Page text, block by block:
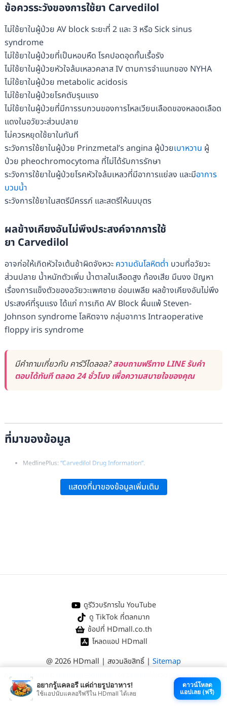
ข้อควรระวังของการใช้ยา Carvedilol
ไม่ใช้ยาในผู้ป่วย AV block ระยะที่ 2 และ 3 หรือ Sick sinus
syndrome
ไม่ใช้ยาในผู้ป่วยที่เป็นหอบหืด โรคปอดอุดกั้นเรื้อรัง
ไม่ใช้ยาในผู้ป่วยหัวใจล้มเหลวคลาส IV ตามการจำแนกของ NYHA
ไม่ใช้ยาในผู้ป่วย metabolic acidosis
ไม่ใช้ยาในผู้ป่วยโรคตับรุนแรง
ไม่ใช้ยาในผู้ป่วยที่มีการรบกวนของการไหลเวียนเลือดของหลอดเลือด
แดงในอวัยวะส่วนปลาย
ไม่ควรหยุดใช้ยาในทันที
ระวังการใช้ยาในผู้ป่วย Prinzmetal’s angina ผู้ป่วยเบาหวาน ผู้
ป่วย pheochromocytoma ที่ไม่ได้รับการรักษา
ระวังการใช้ยาในผู้ป่วยโรคหัวใจล้มเหลวที่มีอาการแย่ลง และมีอาการ
บวมน้ำ
ระวังการใช้ยาในสตรีมีครรภ์ และสตรีให้นมบุตร
ผลข้างเคียงอันไม่พึงประสงค์จากการใช้
ยา Carvedilol
อาจก่อให้เกิดหัวใจเต้นช้าผิดจังหวะ ความดันโลหิตต่ำ บวมที่อวัยวะ
ส่วนปลาย น้ำหนักตัวเพิ่ม น้ำตาลในเลือดสูง ท้องเสีย มึนงง ปัญหา
เรื่องการแข็งตัวของอวัยวะเพศชาย อ่อนเพลีย ผลข้างเคียงอันไม่พึง
ประสงค์ที่รุนแรง ได้แก่ การเกิด AV Block ผื่นแพ้ Steven-
Johnson syndrome โลหิตจาง กลุ่มอาการ Intraoperative
floppy iris syndrome
มีคำถามเกี่ยวกับ คาร์วีไดลอล?สอบถามฟรีทาง LINE รับคำ
ตอบได้ทันที ตลอด 24 ชั่วโมง เพื่อความสบายใจของคุณ
ที่มาของข้อมูล
MedlinePlus: “Carvedilol Drug Information”.
Interactions, Warnings”.
แสดงที่มาของข้อมูลเพิ่มเติม
ดูรีวิวบริการใน YouTube
ดู TikTok ที่ตลกมาก
ช้อปที่ HDmall.co.th
โหลดแอป HDmall
@ 2026 HDmall | สงวนลิขสิทธิ์ | Sitemap
หาคลินิกใกล้บ้าน ตรวจสุขภาพทั่วไป
อยากรู้แคลอรี แค่ถ่ายรูปอาหาร!
ใช้แอปนับแคลอรีฟรีใน HDmall ได้เลย
ดาวน์โหลด
แอปเลย (ฟรี)